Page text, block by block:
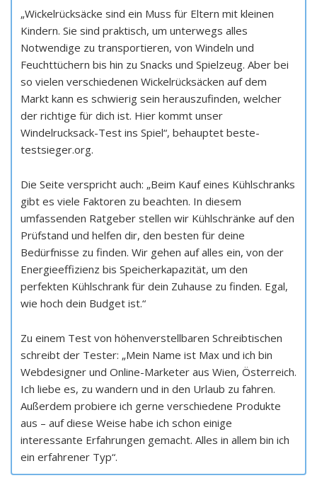
„Wickelrücksäcke sind ein Muss für Eltern mit kleinen
Kindern. Sie sind praktisch, um unterwegs alles
Notwendige zu transportieren, von Windeln und
Feuchttüchern bis hin zu Snacks und Spielzeug. Aber bei
so vielen verschiedenen Wickelrücksäcken auf dem
Markt kann es schwierig sein herauszufinden, welcher
der richtige für dich ist. Hier kommt unser
Windelrucksack-Test ins Spiel“, behauptet beste-
testsieger.org.
Die Seite verspricht auch: „Beim Kauf eines Kühlschranks
gibt es viele Faktoren zu beachten. In diesem
umfassenden Ratgeber stellen wir Kühlschränke auf den
Prüfstand und helfen dir, den besten für deine
Bedürfnisse zu finden. Wir gehen auf alles ein, von der
Energieeffizienz bis Speicherkapazität, um den
perfekten Kühlschrank für dein Zuhause zu finden. Egal,
wie hoch dein Budget ist.“
Zu einem Test von höhenverstellbaren Schreibtischen
schreibt der Tester: „Mein Name ist Max und ich bin
Webdesigner und Online-Marketer aus Wien, Österreich.
Ich liebe es, zu wandern und in den Urlaub zu fahren.
Außerdem probiere ich gerne verschiedene Produkte
aus – auf diese Weise habe ich schon einige
interessante Erfahrungen gemacht. Alles in allem bin ich
ein erfahrener Typ“.